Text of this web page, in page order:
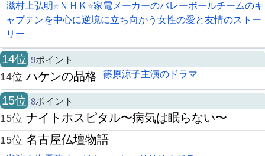
滋村上弘明☆ＮＨＫ☆家電メーカーのバレーボールチームのキ
ャプテンを中心に逆境に立ち向かう女性の愛と友情のストー
リー
14位 9ポイント
14位 ハケンの品格 篠原涼子主演のドラマ
15位 8ポイント
15位 ナイトホスピタル〜病気は眠らない〜
15位 名古屋仏壇物語